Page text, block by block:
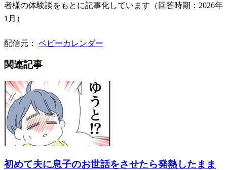
者様の体験談をもとに記事化しています（回答時期：2026年
1月）
配信元： ベビーカレンダー
関連記事
初めて夫に息子のお世話をさせたら発熱したまま